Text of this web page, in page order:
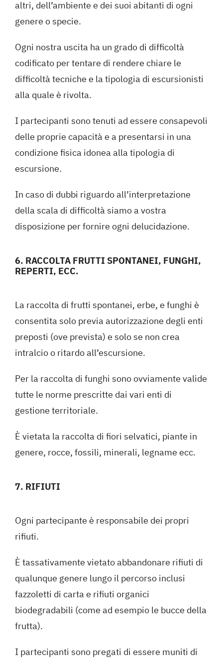
altri, dell’ambiente e dei suoi abitanti di ogni
genere o specie.
Ogni nostra uscita ha un grado di difficoltà
codificato per tentare di rendere chiare le
difficoltà tecniche e la tipologia di escursionisti
alla quale è rivolta.
I partecipanti sono tenuti ad essere consapevoli
delle proprie capacità e a presentarsi in una
condizione fisica idonea alla tipologia di
escursione.
In caso di dubbi riguardo all’interpretazione
della scala di difficoltà siamo a vostra
disposizione per fornire ogni delucidazione.
6. RACCOLTA FRUTTI SPONTANEI, FUNGHI,
REPERTI, ECC.
La raccolta di frutti spontanei, erbe, e funghi è
consentita solo previa autorizzazione degli enti
preposti (ove prevista) e solo se non crea
intralcio o ritardo all’escursione.
Per la raccolta di funghi sono ovviamente valide
tutte le norme prescritte dai vari enti di
gestione territoriale.
È vietata la raccolta di fiori selvatici, piante in
genere, rocce, fossili, minerali, legname ecc.
7. RIFIUTI
Ogni partecipante è responsabile dei propri
rifiuti.
È tassativamente vietato abbandonare rifiuti di
qualunque genere lungo il percorso inclusi
fazzoletti di carta e rifiuti organici
biodegradabili (come ad esempio le bucce della
frutta).
I partecipanti sono pregati di essere muniti di